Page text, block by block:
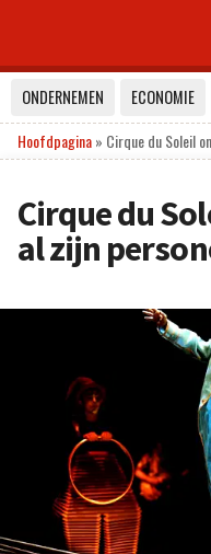
ONDERNEMEN ECONOMIE
Hoofdpagina» Cirque du Soleil
Cirque du
al zijn